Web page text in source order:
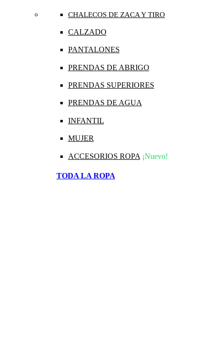
CHALECOS DE ZACA Y TIRO
CALZADO
PANTALONES
PRENDAS DE ABRIGO
PRENDAS SUPERIORES
PRENDAS DE AGUA
INFANTIL
MUJER
ACCESORIOS ROPA ¡Nuevo!
TODA LA ROPA